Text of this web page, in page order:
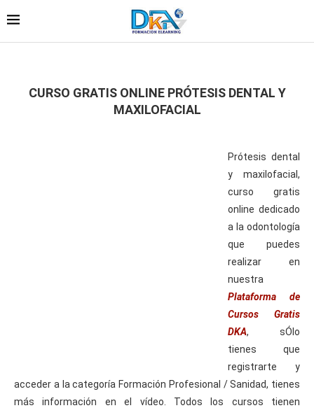
CURSO GRATIS ONLINE PRÓTESIS DENTAL Y
MAXILOFACIAL
Prótesis dental
y maxilofacial,
curso gratis
online dedicado
a la odontología
que puedes
realizar en
nuestra
Plataforma de
Cursos Gratis
DKA, sÓlo
tienes que
registrarte y
acceder a la categoría Formación Profesional / Sanidad, tienes
más información en el vídeo. Todos los cursos tienen